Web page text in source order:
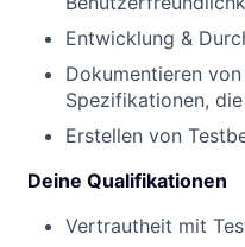
Entwicklung &
Dokumentieren
Spezifikationen,
Erstellen von
Deine Qualifikationen
Vertrautheit mit